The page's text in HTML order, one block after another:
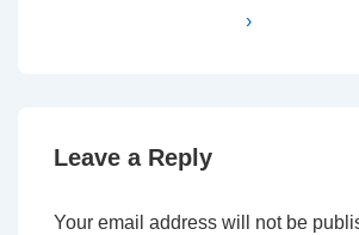
›
Leave a Reply
Your email address will not be